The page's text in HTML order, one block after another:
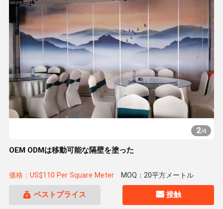
2/4
OEM ODMは移動可能な隔壁を塗った
価格：US$110 Per Square Meter MOQ：20平方メートル
ベストプライス 接触